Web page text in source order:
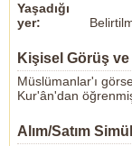
Yaşadığı
yer:
Kişisel Görüş ve
Müslümanlar'ı
Kur'ân'dan
Alım/Satım